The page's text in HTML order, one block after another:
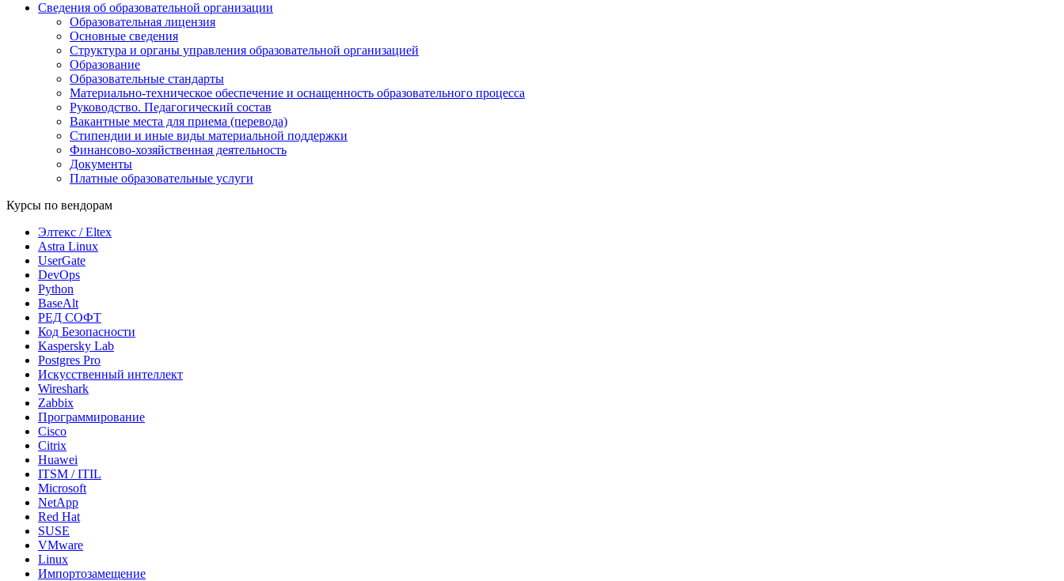
Сведения об образовательной организации
Образовательная лицензия
Основные сведения
Структура и органы управления образовательной организацией
Образование
Образовательные стандарты
Материально-техническое обеспечение и оснащенность образовательного процесса
Руководство. Педагогический состав
Вакантные места для приема (перевода)
Стипендии и иные виды материальной поддержки
Финансово-хозяйственная деятельность
Документы
Платные образовательные услуги
Курсы по вендорам
Элтекс / Eltex
Astra Linux
UserGate
DevOps
Python
BaseAlt
РЕД СОФТ
Код Безопасности
Kaspersky Lab
Postgres Pro
Искусственный интеллект
Wireshark
Zabbix
Программирование
Cisco
Citrix
Huawei
ITSM / ITIL
Microsoft
NetApp
Red Hat
SUSE
VMware
Linux
Импортозамещение